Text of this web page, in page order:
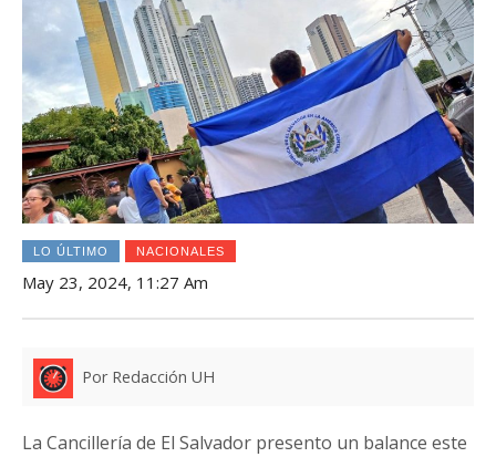
LO ÚLTIMO NACIONALES
May 23, 2024, 11:27 Am
Por Redacción UH
La Cancillería de El Salvador presento un balance este